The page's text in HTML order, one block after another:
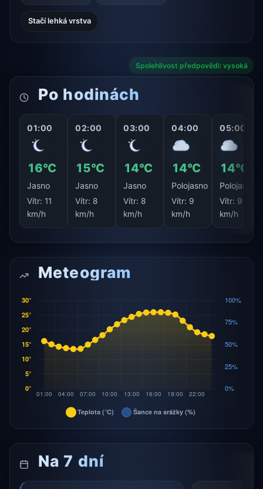
Stačí lehká vrstva
Spolehlivost předpovědi: vysoká
Po hodinách
01:00
16°C
Jasno
Vítr: 11
km/h
02:00
15°C
Jasno
Vítr: 8
km/h
03:00
14°C
Jasno
Vítr: 8
km/h
04:00
14°C
Polojasno
Vítr: 9
km/h
05:00
14°C
Polojasno
Vítr: 9
km/h
Meteogram
Na 7 dní